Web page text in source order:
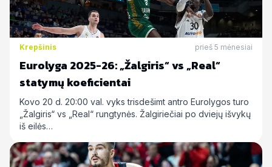
Krepšinis prieš 5 mėnesiai
Eurolyga 2025-26: „Žalgiris“ vs „Real“
statymų koeficientai
Kovo 20 d. 20:00 val. vyks trisdešimt antro Eurolygos turo
„Žalgiris“ vs „Real“ rungtynės. Žalgiriečiai po dviejų išvykų
iš eilės…